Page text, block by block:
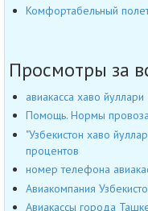
Комфортабельный
Просмотры за
авиакасса хаво йуллари
Помощь. Нормы
"Узбекистон хаво
процентов
номер телефона
Авиакомпания
Авиакассы города